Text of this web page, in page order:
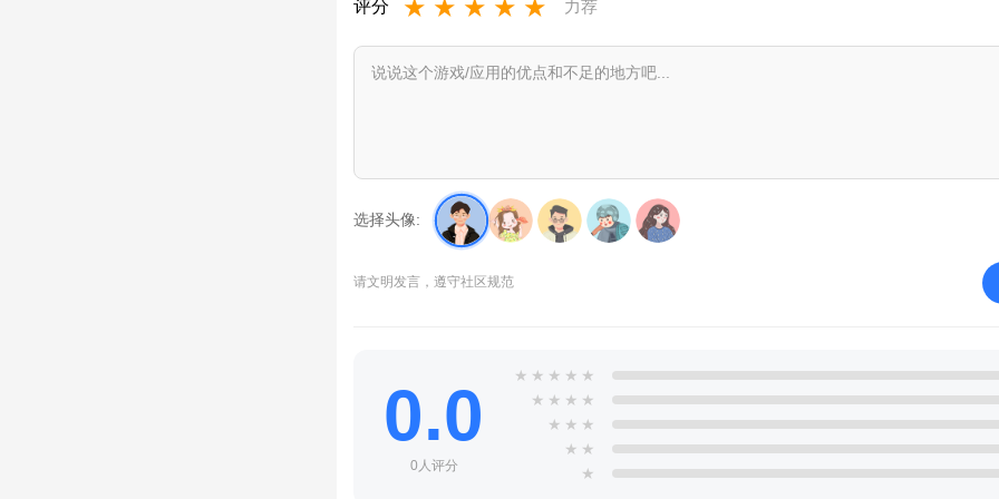
评分 ★ ★ ★ ★ ★ 力荐
选择头像:
请文明发言，遵守社区规范
0.0
0人评分
★ ★ ★ ★ ★
★ ★ ★ ★
★ ★ ★
★ ★
★